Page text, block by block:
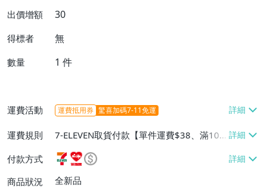
出價增額 30
得標者 無
數量 1 件
運費活動 運費抵用券 驚喜加碼7-11免運
運費規則
7-ELEVEN取貨付款【單件運費$38、滿100
件或消費滿$1000000免運費】、7-ELEVEN
取貨不付款【單件運費$38】、萊爾富取貨
付款【單件運費$60、滿50件或消費滿$30
付款方式
商品狀況
全新品